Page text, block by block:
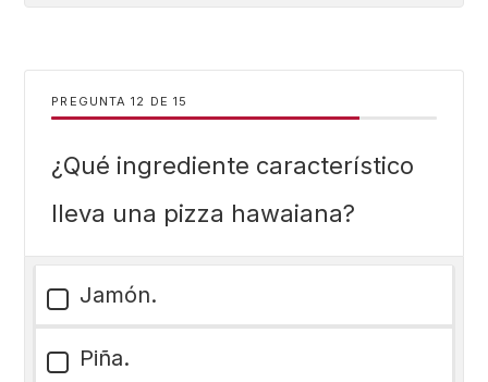
PREGUNTA DE 15
¿Qué ingrediente característico
lleva una pizza hawaiana?
Jamón.
Piña.